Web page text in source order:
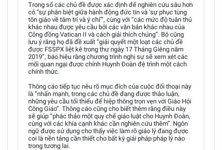
Trong số các chủ đề được xác định để nghiên cứu sâu hơn
có “sự phân biệt giữa hành động đức tin và ‘sự phục tùng
tôn giáo về tâm trí và ý chí’”, cùng với “các mức độ tuân thủ
khác nhau được yêu cầu bởi các văn bản khác nhau của
Công đồng Vatican II và cách giải thích chúng”. Bộ cũng
lưu ý rằng họ đã đề xuất “giải quyết một loạt các chủ đề
được FSSPX liệt kê trong thư ngày 17 Tháng Giêng năm
2019”, báo hiệu rằng chương trình nghị sự sẽ xem xét các
mối quan ngại được chính Huynh Đoàn đệ trình một cách
chính thức.
Thông cáo tiếp tục nêu rõ mục đích của cuộc đối thoại này
là “nhấn mạnh, trong các chủ đề đang được thảo luận,
những yêu cầu tối thiểu để hiệp thông trọn vẹn với Giáo Hội
Công Giáo”. Thông cáo cũng cho biết thêm rằng điều này
sẽ giúp “phác thảo một quy chế giáo luật cho Huynh Đoàn,
cùng với các khía cạnh khác cần nghiên cứu thêm”. Ngôn
ngữ được sử dụng cho thấy việc làm rõ giáo lý đang được
coi là nền tảng cần thiết cho bất kỳ giải pháp pháp lý nào
trong tương lai.